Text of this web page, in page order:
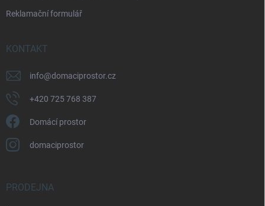
Reklamační formulář
KONTAKT
info@domaciprostor.cz
+420 725 768 387
Domácí prostor
domaciprostor
PRODEJNA